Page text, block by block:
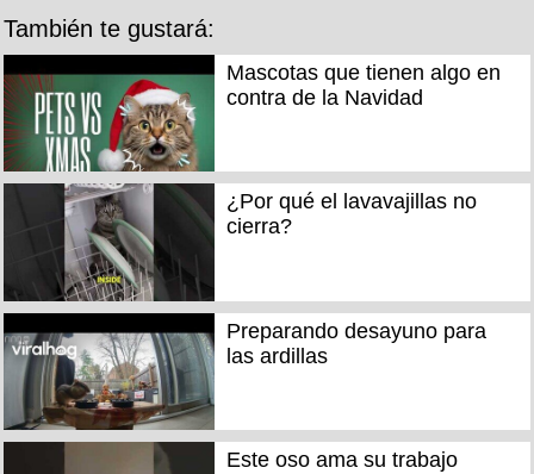
También te gustará:
Mascotas que tienen algo en
contra de la Navidad
¿Por qué el lavavajillas no
cierra?
Preparando desayuno para
las ardillas
Este oso ama su trabajo